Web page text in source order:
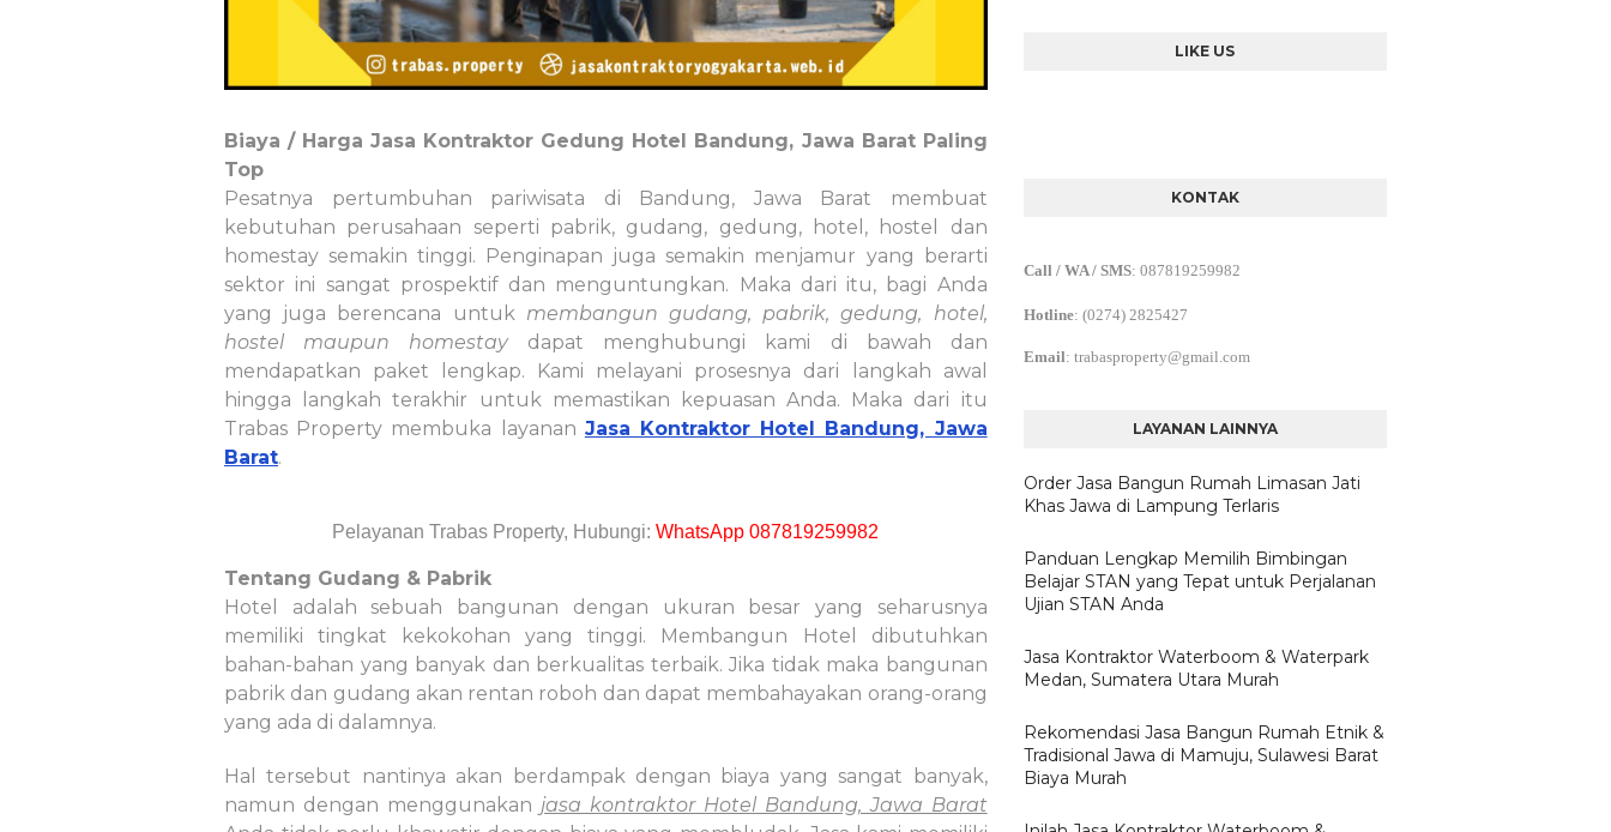
Biaya / Harga Jasa Kontraktor Gedung Hotel Bandung, Jawa Barat Paling
Top
Pesatnya pertumbuhan pariwisata di Bandung, Jawa Barat membuat
kebutuhan perusahaan seperti pabrik, gudang, gedung, hotel, hostel dan
homestay semakin tinggi. Penginapan juga semakin menjamur yang berarti
sektor ini sangat prospektif dan menguntungkan. Maka dari itu, bagi Anda
yang juga berencana untuk membangun gudang, pabrik, gedung, hotel,
hostel maupun homestay dapat menghubungi kami di bawah dan
mendapatkan paket lengkap. Kami melayani prosesnya dari langkah awal
hingga langkah terakhir untuk memastikan kepuasan Anda. Maka dari itu
Trabas Property membuka layanan Jasa Kontraktor Hotel Bandung, Jawa
Barat.
Pelayanan Trabas Property, Hubungi:WhatsApp 087819259982
Tentang Gudang & Pabrik
Hotel adalah sebuah bangunan dengan ukuran besar yang seharusnya
memiliki tingkat kekokohan yang tinggi. Membangun Hotel dibutuhkan
bahan-bahan yang banyak dan berkualitas terbaik. Jika tidak maka bangunan
pabrik dan gudang akan rentan roboh dan dapat membahayakan orang-orang
yang ada di dalamnya.
Hal tersebut nantinya akan berdampak dengan biaya yang sangat banyak,
namun dengan menggunakan jasa kontraktor Hotel Bandung, Jawa Barat
LIKE US
KONTAK
Call / WA / SMS: 087819259982
Hotline: (0274) 2825427
Email: trabasproperty@gmail.com
LAYANAN LAINNYA
Order Jasa Bangun Rumah Limasan Jati
Khas Jawa di Lampung Terlaris
Panduan Lengkap Memilih Bimbingan
Belajar STAN yang Tepat untuk Perjalanan
Ujian STAN Anda
Jasa Kontraktor Waterboom & Waterpark
Medan, Sumatera Utara Murah
Rekomendasi Jasa Bangun Rumah Etnik &
Tradisional Jawa di Mamuju, Sulawesi Barat
Biaya Murah